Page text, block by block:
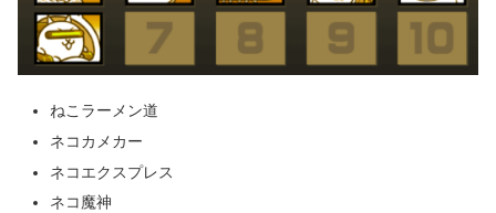
ねこラーメン道
ネコカメカー
ネコエクスプレス
ネコ魔神